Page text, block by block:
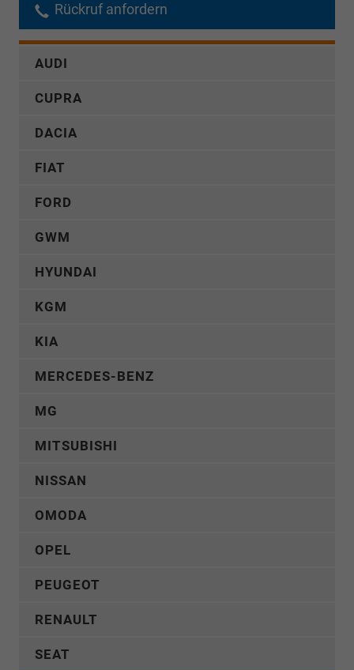
Rückruf anfordern
AUDI
CUPRA
DACIA
FIAT
FORD
GWM
HYUNDAI
KGM
KIA
MERCEDES-BENZ
MG
MITSUBISHI
NISSAN
OMODA
OPEL
PEUGEOT
RENAULT
SEAT